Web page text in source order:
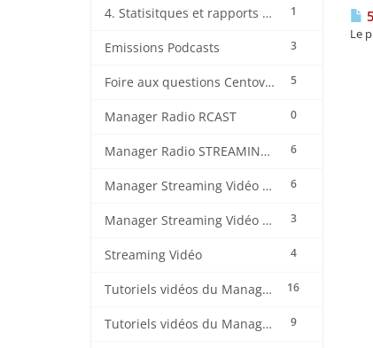
1
4. Statisitques et rapports CentovaCast
3
Emissions Podcasts
5
Foire aux questions CentovaCast
0
Manager Radio RCAST
6
Manager Radio STREAMING CENTER
6
Manager Streaming Vidéo TVMCP
3
Manager Streaming Vidéo VDO
4
Streaming Vidéo
16
Tutoriels vidéos du Manager Radio CentovaCast
9
Tutoriels vidéos du Manager Radio STREAMING CENTER
Le